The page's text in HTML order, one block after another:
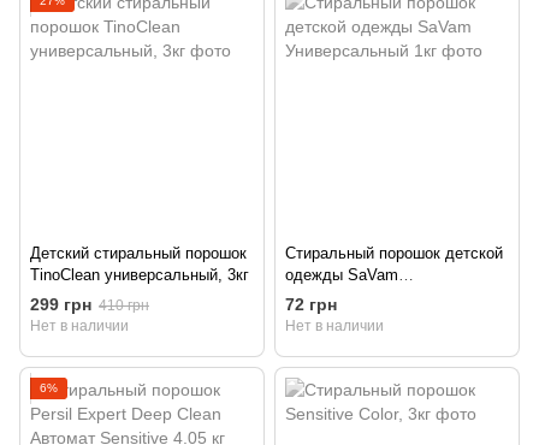
Детский стиральный порошок
TinoClean универсальный, 3кг
299 грн 410 грн
Нет в наличии
Стиральный порошок детской
одежды SaVam
Универсальный 1кг
72 грн
Нет в наличии
6%